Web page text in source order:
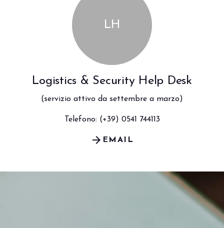
LH
Logistics & Security Help Desk
(servizio attivo da settembre a marzo)
Telefono: (+39) 0541 744113
EMAIL
arrow_forward